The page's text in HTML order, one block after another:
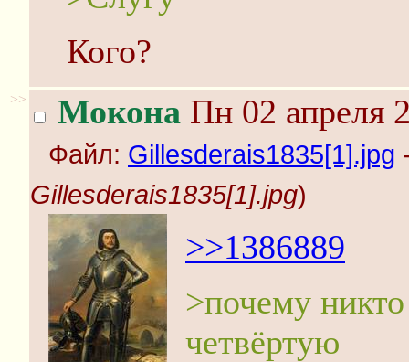
Кого?
>> Мокона Пн 02 апреля
Файл: Gillesderais1835[1].jpg
Gillesderais1835[1].jpg)
>>1386889
>почему
четвёртую